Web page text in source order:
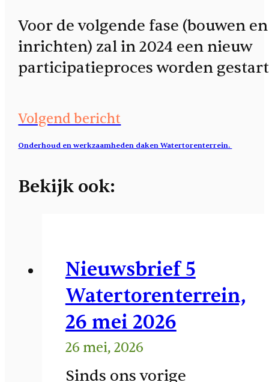
Voor de volgende fase (bouwen en
inrichten) zal in 2024 een nieuw
participatieproces worden
Volgend bericht
Onderhoud en werkzaamheden daken Watertorenterrein.
Bekijk ook:
Nieuwsbrief 5
Watertorenterrein,
26 mei 2026
26 mei, 2026
Sinds ons vorige